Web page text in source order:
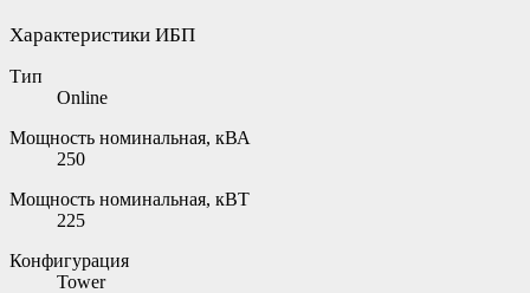
Характеристики ИБП
Тип
Online
Мощность номинальная, кВА
250
Мощность номинальная, кВТ
225
Конфигурация
Tower